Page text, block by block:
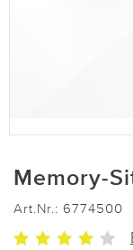
Memory-
Art.Nr.: 6774500